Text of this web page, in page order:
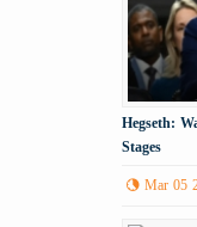
Hegseth:
Stages
Mar 05